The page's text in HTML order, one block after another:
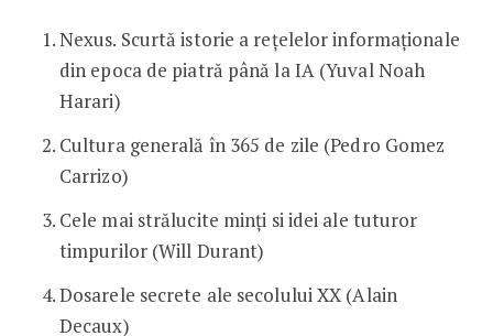
Nexus. Scurtă istorie a rețelelor informaționale
din epoca de piatră până la IA (Yuval Noah
Harari)
Cultura generală în 365 de zile (Pedro Gomez
Carrizo)
Cele mai strălucite minți si idei ale tuturor
timpurilor (Will Durant)
Dosarele secrete ale secolului XX (Alain
Decaux)